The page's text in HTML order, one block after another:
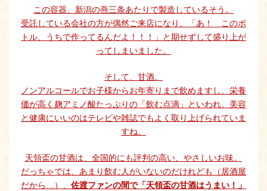
この容器、新潟の燕三条あたりで製造しているそう。
受託している会社の方が偶然ご来店になり、「あ！ このボ
トル、うちで作ってるんだよ！！！」と期せずして盛り上が
ってしまいました。
そして、甘酒。
ノンアルコールでお子様からお年寄りまで飲めますし、栄養
価が高く麹アミノ酸たっぷりの「飲む点滴」といわれ、美容
と健康にいいのはテレビや雑誌でもよく取り上げられていま
すね。
天領盃の甘酒は、全国的にも評判の高い、やさしいお味。
だっちゃでは、あまり飲む人がいないのだけれども（居酒屋
だから…）、 佐渡ファンの間で「天領盃の甘酒はうまい！」